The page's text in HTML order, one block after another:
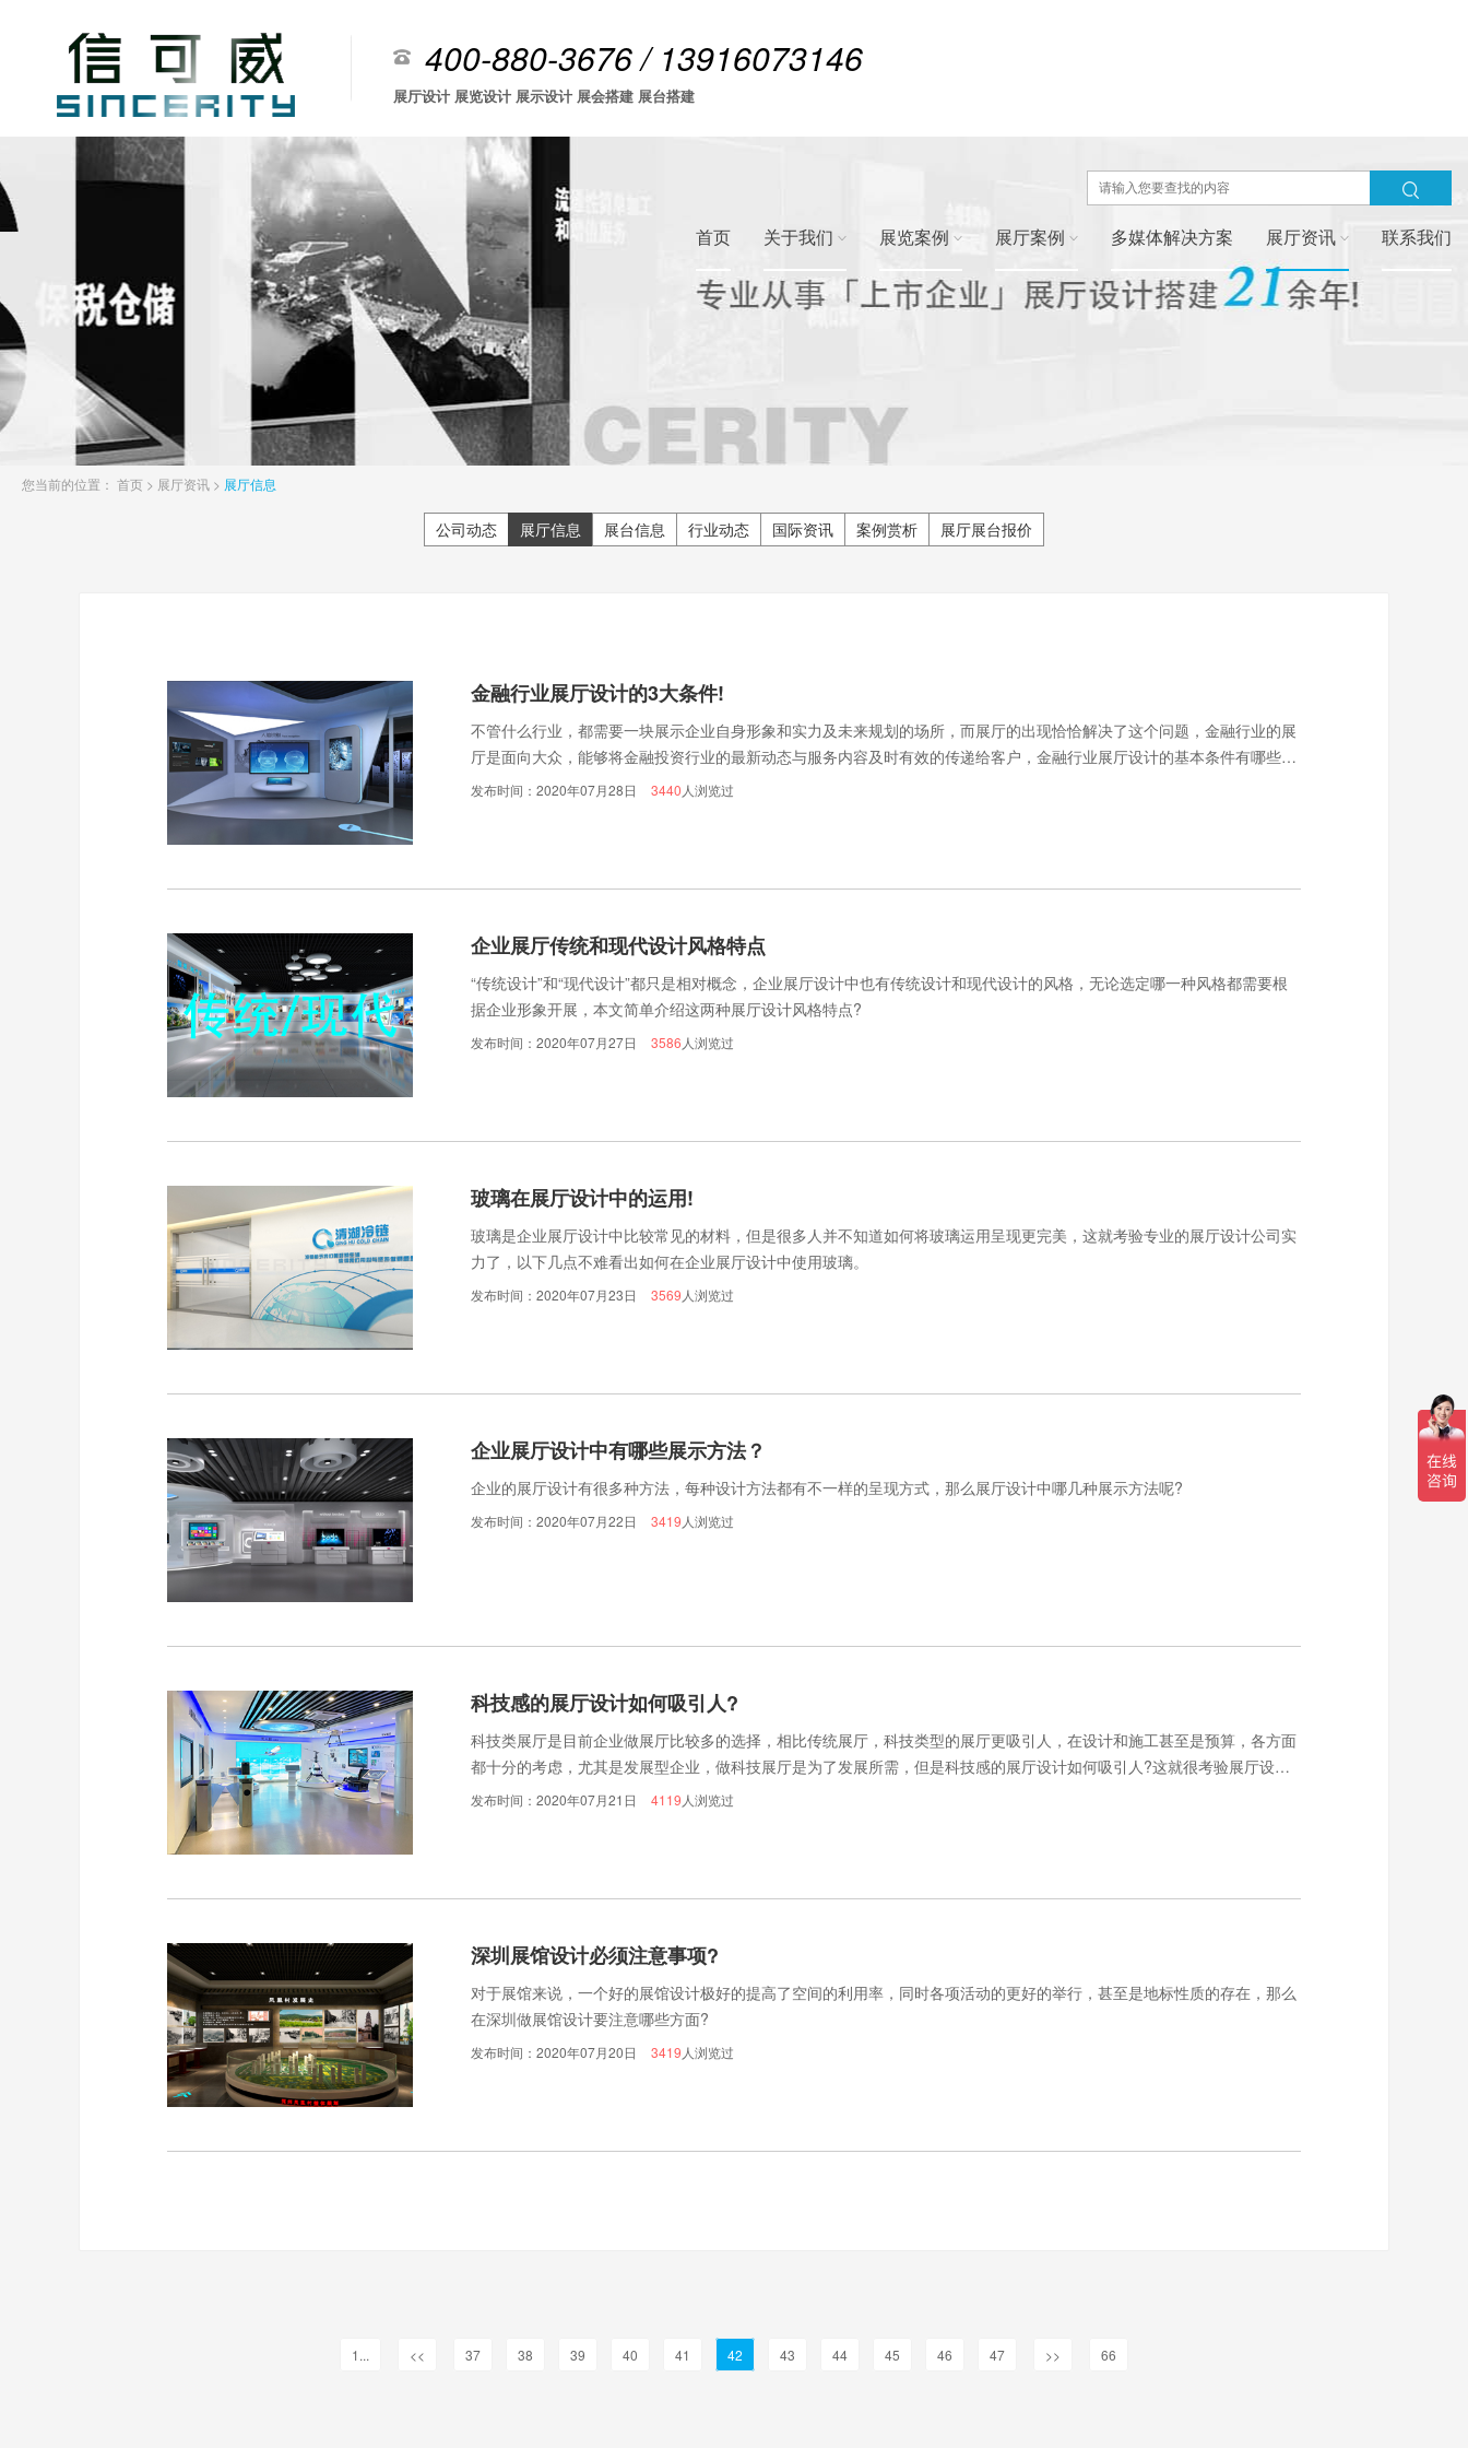
400-880-3676 / 13916073146
展厅设计 展览设计 展示设计 展会搭建 展台搭建
首页 关于我们 展览案例 展厅案例 多媒体解决方案 展厅资讯 联系我们
您当前的位置： 首页 > 展厅资讯 > 展厅信息
公司动态 展厅信息 展台信息 行业动态 国际资讯 案例赏析 展厅展台报价
金融行业展厅设计的3大条件!
不管什么行业，都需要一块展示企业自身形象和实力及未来规划的场所，而展厅的出现恰恰解决了这个问题，金融行业的展
厅是面向大众，能够将金融投资行业的最新动态与服务内容及时有效的传递给客户，金融行业展厅设计的基本条件有哪些
呢?
发布时间：2020年07月28日 3440 人浏览过
企业展厅传统和现代设计风格特点
“传统设计”和“现代设计”都只是相对概念，企业展厅设计中也有传统设计和现代设计的风格，无论选定哪一种风格都需要根
据企业形象开展，本文简单介绍这两种展厅设计风格特点?
发布时间：2020年07月27日 3586 人浏览过
玻璃在展厅设计中的运用!
玻璃是企业展厅设计中比较常见的材料，但是很多人并不知道如何将玻璃运用呈现更完美，这就考验专业的展厅设计公司实
力了，以下几点不难看出如何在企业展厅设计中使用玻璃。
发布时间：2020年07月23日 3569 人浏览过
企业展厅设计中有哪些展示方法？
企业的展厅设计有很多种方法，每种设计方法都有不一样的呈现方式，那么展厅设计中哪几种展示方法呢?
发布时间：2020年07月22日 3419 人浏览过
科技感的展厅设计如何吸引人?
科技类展厅是目前企业做展厅比较多的选择，相比传统展厅，科技类型的展厅更吸引人，在设计和施工甚至是预算，各方面
都十分的考虑，尤其是发展型企业，做科技展厅是为了发展所需，但是科技感的展厅设计如何吸引人?这就很考验展厅设计
公司设计师的能力，是不是专业的设计公司，建议选择有多年施工设计经验的公司来做企业展厅。
发布时间：2020年07月21日 4119 人浏览过
深圳展馆设计必须注意事项?
对于展馆来说，一个好的展馆设计极好的提高了空间的利用率，同时各项活动的更好的举行，甚至是地标性质的存在，那么
在深圳做展馆设计要注意哪些方面?
发布时间：2020年07月20日 3419 人浏览过
1... << 37 38 39 40 41 42 43 44 45 46 47 >> 66